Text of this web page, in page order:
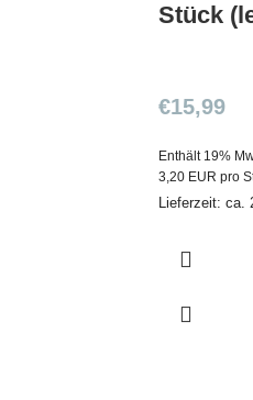
Stück
€15,99
Enthält 19%
3,20 EUR pro
Lieferzeit: ca.